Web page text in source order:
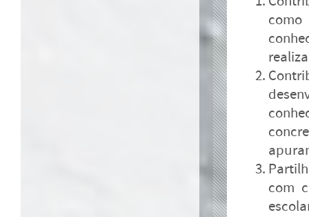
com